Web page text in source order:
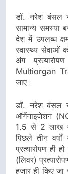
डॉ. नरेश बंसल
सामान्य समस्या
देश में उपलब्ध
स्वास्थ्य सेवाओं
अंग
Multiorgan
जाए।
डॉ. नरेश बंसल
ऑर्गेनाइजेशन
1.5 से 2 लाख
पिछले तीन
प्रत्यारोपण ही
(लिवर)
हजार ही किए जा